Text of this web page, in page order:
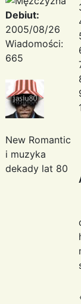
Debiut:
2005/08/26
Wiadomości:
665
New Romantic
i muzyka
dekady lat 80